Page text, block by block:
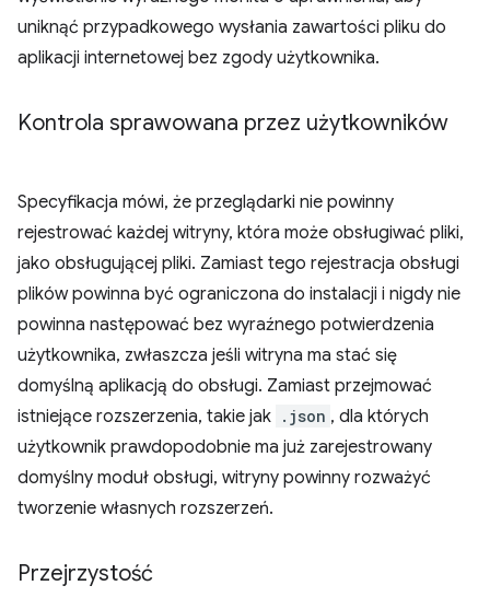
uniknąć przypadkowego wysłania zawartości pliku do
aplikacji internetowej bez zgody użytkownika.
Kontrola sprawowana przez użytkowników
Specyfikacja mówi, że przeglądarki nie powinny
rejestrować każdej witryny, która może obsługiwać pliki,
jako obsługującej pliki. Zamiast tego rejestracja obsługi
plików powinna być ograniczona do instalacji i nigdy nie
powinna następować bez wyraźnego potwierdzenia
użytkownika, zwłaszcza jeśli witryna ma stać się
domyślną aplikacją do obsługi. Zamiast przejmować
istniejące rozszerzenia, takie jak .json , dla których
użytkownik prawdopodobnie ma już zarejestrowany
domyślny moduł obsługi, witryny powinny rozważyć
tworzenie własnych rozszerzeń.
Przejrzystość